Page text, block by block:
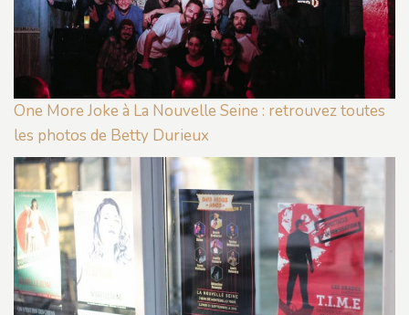
One More Joke à La Nouvelle Seine : retrouvez toutes
les photos de Betty Durieux